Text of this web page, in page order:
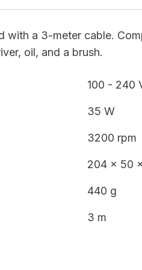
with a 3-meter cable.
oil, and a brush.
100 - 240
35 W
3200 rpm
204 x 50
440 g
3 m